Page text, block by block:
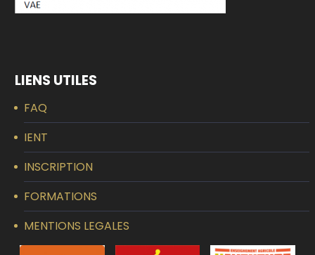
LIENS UTILES
FAQ
IENT
INSCRIPTION
FORMATIONS
MENTIONS LEGALES